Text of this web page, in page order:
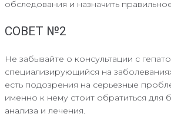
обследования и назначить
СОВЕТ №2
Не забывайте о консультации с
специализирующийся на
есть подозрения на серьезные
именно к нему стоит обратиться для
анализа и лечения.